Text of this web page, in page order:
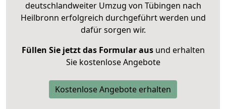
deutschlandweiter Umzug von Tübingen nach
Heilbronn erfolgreich durchgeführt werden und
dafür sorgen wir.
Füllen Sie jetzt das Formular ausund erhalten
Sie kostenlose Angebote
Kostenlose Angebote erhalten